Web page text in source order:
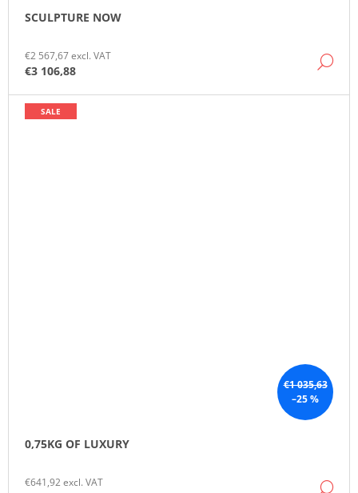
SCULPTURE NOW
€2 567,67 excl. VAT
€3 106,88
€1 035,63
–25 %
SALE
0,75KG OF LUXURY
€641,92 excl. VAT